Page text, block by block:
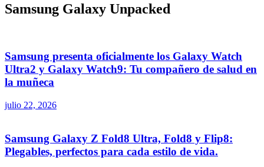
Samsung Galaxy Unpacked
Samsung presenta oficialmente los Galaxy Watch
Ultra2 y Galaxy Watch9: Tu compañero de salud en
la muñeca
julio 22, 2026
Samsung Galaxy Z Fold8 Ultra, Fold8 y Flip8:
Plegables, perfectos para cada estilo de vida.